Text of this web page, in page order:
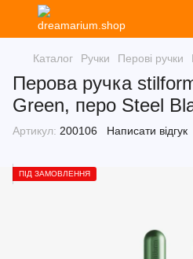
Каталог Ручки Перові ручки
Перова ручка
Green, перо Steel
Артикул: 200106 Написати відгук
ПІД ЗАМОВЛЕННЯ